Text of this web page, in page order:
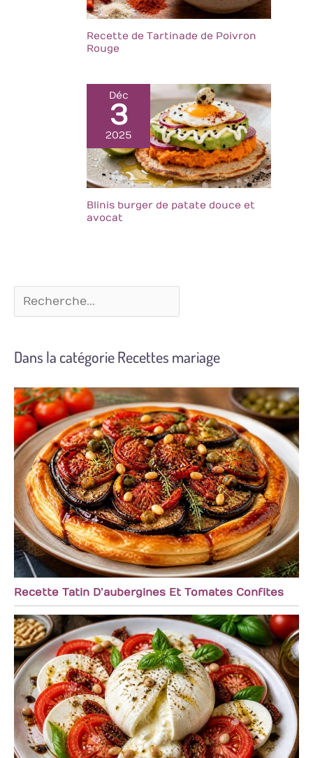
Recette de Tartinade de Poivron
Rouge
Déc
3
2025
Blinis burger de patate douce et
avocat
Dans la catégorie Recettes mariage
Recette Tatin D’aubergines Et Tomates Confites